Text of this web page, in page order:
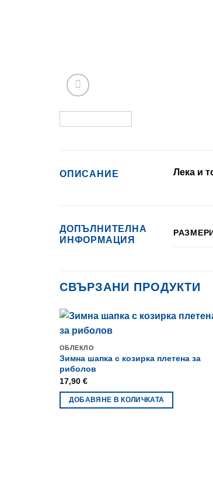
ОПИСАНИЕ Лека и
ДОПЪЛНИТЕЛНА
ИНФОРМАЦИЯ
СВЪРЗАНИ ПРОДУКТИ
ОБЛЕКЛО
Зимна шапка с козирка плетена за
риболов
17,90 €
ДОБАВЯНЕ В КОЛИЧКАТА